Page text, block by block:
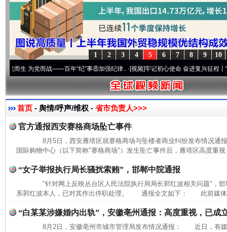
10
9
8
7
6
5
4
3
2
1
为党而战——百年“纪”事⑧加强纪律..·[视频]牢记初心使命 奋进复兴征程丨“转折之
首页 - 舆情/呼声/维权 - 省市负责人>>>
官方通报西安赛格商场坠亡事件
8月5日，西安雁塔区就赛格商场与坠楼者商业纠纷发布情况
国际购物中心（以下简称"赛格商场"）发生坠亡事件后，雁塔区高度重
“女子举报执行局长骚扰索贿”，邯郸中院通报
"针对网上反映丛台区人民法院执行局局长郭红波相关问题"，邯
系郭红波本人，已对其作出停职处理。 通报全文如下： 此前媒体
“白某某涉嫌婚内出轨”，安徽亳州通报：高度重视，已成
8月2日，安徽亳州市城市管理局发布情况通报： 近日，有媒